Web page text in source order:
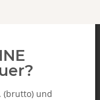
(brutto) und